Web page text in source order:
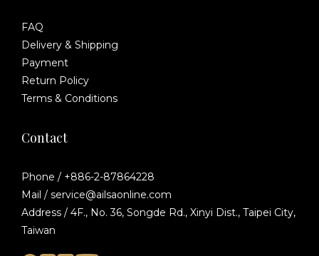
FAQ
Delivery & Shipping
Payment
Return Policy
Terms & Conditions
Contact
Phone / +886-2-87864228
Mail / service@ailsaonline.com
Address / 4F., No. 36, Songde Rd., Xinyi Dist., Taipei City,
Taiwan